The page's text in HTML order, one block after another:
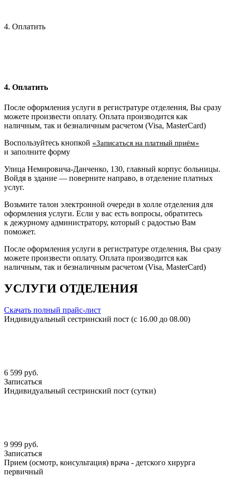
4. Оплатить
4. Оплатить
После оформления услуги в регистратуре отделения, Вы сразу
можете произвести оплату. Оплата производится как
наличным, так и безналичным расчетом (Visa, MasterCard)
Воспользуйтесь кнопкой «Записаться на платный приём»
и заполните форму
Улица Немировича-Данченко, 130, главный корпус больницы.
Войдя в здание — поверните направо, в отделение платных
услуг.
Возьмите талон электронной очереди в холле отделения для
оформления услуги. Если у вас есть вопросы, обратитесь
к дежурному администратору, который с радостью Вам
поможет.
После оформления услуги в регистратуре отделения, Вы сразу
можете произвести оплату. Оплата производится как
наличным, так и безналичным расчетом (Visa, MasterCard)
УСЛУГИ ОТДЕЛЕНИЯ
Скачать полный прайс-лист
Индивидуальный сестринский пост (с 16.00 до 08.00)
6 599 руб.
Записаться
Индивидуальный сестринский пост (сутки)
9 999 руб.
Записаться
Прием (осмотр, консультация) врача - детского хирурга
первичный